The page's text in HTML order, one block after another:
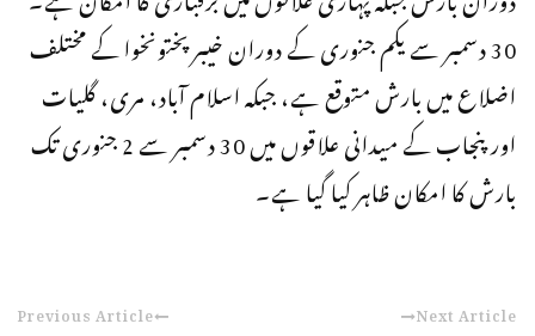
30 دسمبر سے یکم جنوری کے دوران خیبرپختونخوا کے مختلف
اضلاع میں بارش متوقع ہے، جبکہ اسلام آباد، مری، گلیات
اور پنجاب کے میدانی علاقوں میں 30 دسمبر سے 2 جنوری تک
بارش کا امکان ظاہر کیا گیا ہے۔
Previous Article Next Article